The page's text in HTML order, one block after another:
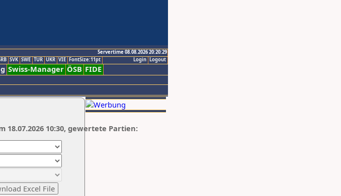
Servertime 08.08.2026 20:20:29
Logout
Login
SVK SWE TUR UKR VIE FontSize:11pt
Swiss-Manager ÖSB FIDE
18.07.2026 10:30, gewertete Partien: